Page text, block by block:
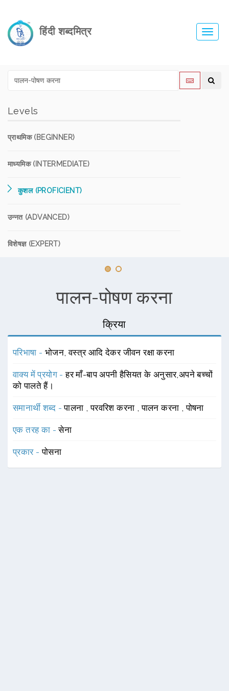
हिंदी शब्दमित्र
Levels
प्राथमिक (BEGINNER)
माध्यमिक (INTERMEDIATE)
कुशल (PROFICIENT)
उन्नत (ADVANCED)
विशेषज्ञ (EXPERT)
पालन-पोषण करना
क्रिया
परिभाषा - भोजन, वस्त्र आदि देकर जीवन रक्षा करना
वाक्य में प्रयोग -हर माँ-बाप अपनी हैसियत के अनुसार,अपने बच्चों
को पालते हैं।
समानार्थी शब्द -पालना ,परवरिश करना ,पालन करना ,पोषना
एक तरह का -सेना
प्रकार -पोसना